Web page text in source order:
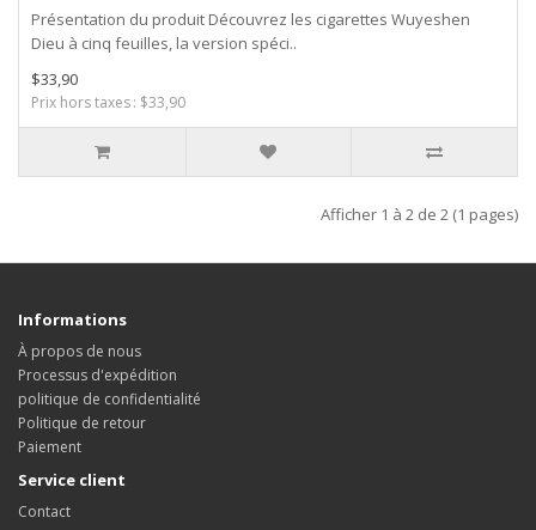
Présentation du produit Découvrez les cigarettes Wuyeshen
Dieu à cinq feuilles, la version spéci..
$33,90
Prix hors taxes : $33,90
Afficher 1 à 2 de 2 (1 pages)
Informations
À propos de nous
Processus d'expédition
politique de confidentialité
Politique de retour
Paiement
Service client
Contact